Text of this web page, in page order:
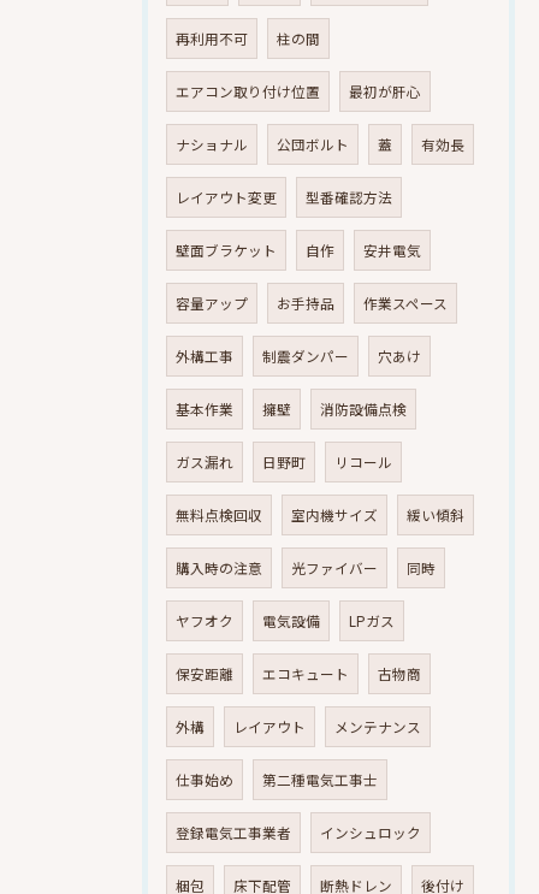
再利用不可 柱の間
エアコン取り付け位置 最初が肝心
ナショナル 公団ボルト 蓋 有効長
レイアウト変更 型番確認方法
壁面ブラケット 自作 安井電気
容量アップ お手持品 作業スペース
外構工事 制震ダンパー 穴あけ
基本作業 擁壁 消防設備点検
ガス漏れ 日野町 リコール
無料点検回収 室内機サイズ 緩い傾斜
購入時の注意 光ファイバー 同時
ヤフオク 電気設備 LPガス
保安距離 エコキュート 古物商
外構 レイアウト メンテナンス
仕事始め 第二種電気工事士
登録電気工事業者 インシュロック
梱包 床下配管 断熱ドレン 後付け